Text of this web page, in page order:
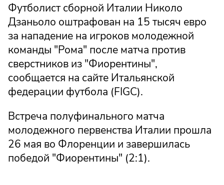
Футболист сборной Италии Николо
Дзаньоло оштрафован на 15 тысяч евро
за нападение на игроков молодежной
команды "Рома" после матча против
сверстников из "Фиорентины",
сообщается на сайте Итальянской
федерации футбола (FIGC).
Встреча полуфинального матча
молодежного первенства Италии прошла
26 мая во Флоренции и завершилась
победой "Фиорентины" (2:1).